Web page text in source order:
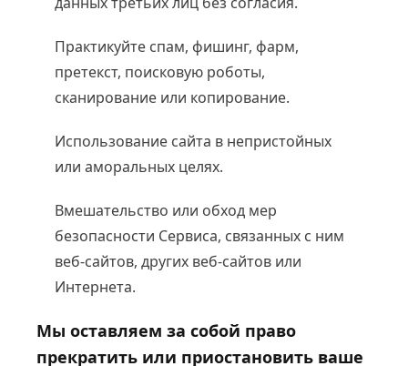
Практикуйте спам, фишинг, фарм,
претекст, поисковую роботы,
сканирование или копирование.
Использование сайта в непристойных
или аморальных целях.
Вмешательство или обход мер
безопасности Сервиса, связанных с ним
веб-сайтов, других веб-сайтов или
Интернета.
Мы оставляем за собой право
прекратить или приостановить ваше